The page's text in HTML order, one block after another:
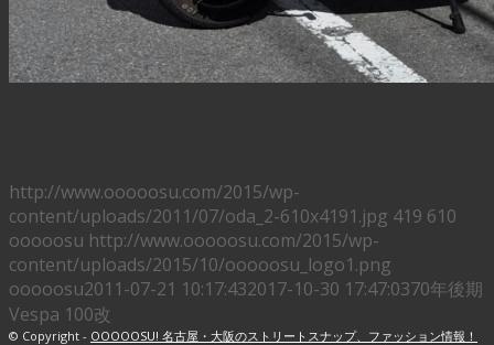
http://www.ooooosu.com/2015/wp-
content/uploads/2011/07/oda_2-610x4191.jpg 419 610
ooooosu http://www.ooooosu.com/2015/wp-
content/uploads/2015/10/ooooosu_logo1.png
ooooosu2011-07-21 10:17:432017-10-30 17:47:0370年後期
Vespa 100改
© Copyright - OOOOOSU! 名古屋・大阪のストリートスナップ、ファッション情報！